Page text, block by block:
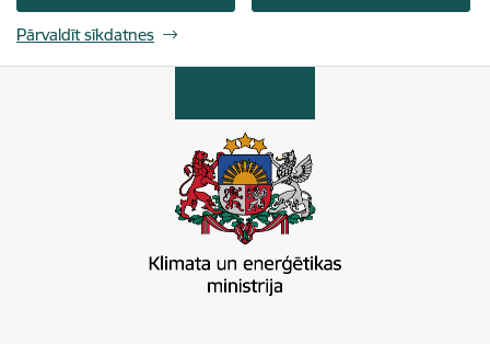
Pārvaldīt sīkdatnes